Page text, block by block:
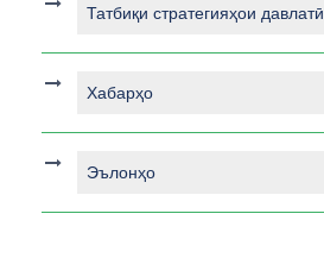
Татбиқи стратегияҳои давлатӣ
Хабарҳо
Эълонҳо